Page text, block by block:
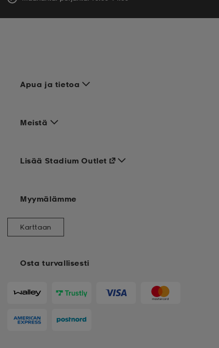
Apua ja tietoa
Meistä
Osta turvallisesti
Lisää Stadium Outlet
Myymälämme
Karttaan